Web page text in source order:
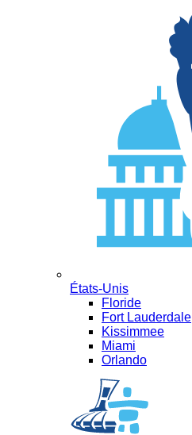
États-Unis
Floride
Fort Lauderdale
Kissimmee
Miami
Orlando